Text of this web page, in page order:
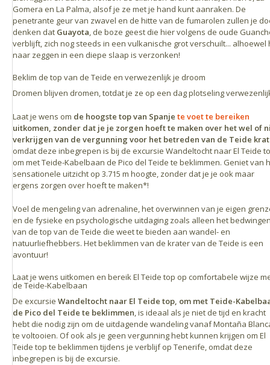
Gomera en La Palma, alsof je ze met je hand kunt aanraken. De
penetrante geur van zwavel en de hitte van de fumarolen zullen je
denken dat Guayota, de boze geest die hier volgens de oude
verblijft, zich nog steeds in een vulkanische grot verschuilt... alhoewel
naar zeggen in een diepe slaap is verzonken!
Beklim de top van de Teide en verwezenlijk je droom
Dromen blijven dromen, totdat je ze op een dag plotseling
Laat je wens om de hoogste top van Spanje te voet te bereiken
uitkomen, zonder dat je je zorgen hoeft te maken over het wel of
verkrijgen van de vergunning voor het betreden van de Teide
omdat deze inbegrepen is bij de excursie Wandeltocht naar El Teide
om met Teide-Kabelbaan de Pico del Teide te beklimmen. Geniet van
sensationele uitzicht op 3.715 m hoogte, zonder dat je je ook maar
ergens zorgen over hoeft te maken*!
Voel de mengeling van adrenaline, het overwinnen van je eigen
en de fysieke en psychologische uitdaging zoals alleen het
van de top van de Teide die weet te bieden aan wandel- en
natuurliefhebbers. Het beklimmen van de krater van de Teide is een
avontuur!
Laat je wens uitkomen en bereik El Teide top op comfortabele wijze
de Teide-Kabelbaan
De excursie Wandeltocht naar El Teide top, om met Teide-
de Pico del Teide te beklimmen, is ideaal als je niet de tijd en kracht
hebt die nodig zijn om de uitdagende wandeling vanaf Montaña
te voltooien. Of ook als je geen vergunning hebt kunnen krijgen om El
Teide top te beklimmen tijdens je verblijf op Tenerife, omdat deze
inbegrepen is bij de excursie.